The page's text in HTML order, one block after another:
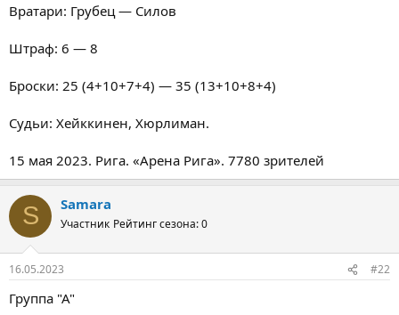
Вратари: Грубец — Силов
Штраф: 6 — 8
Броски: 25 (4+10+7+4) — 35 (13+10+8+4)
Судьи: Хейккинен, Хюрлиман.
15 мая 2023. Рига. «Арена Рига». 7780 зрителей
S Samara
Участник Рейтинг сезона: 0
16.05.2023 #22
Группа "А"